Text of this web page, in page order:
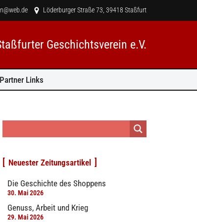
Löderburger Straße 73, 39418 Staßfurt
Geschichtsverein e.V.
Partner Links
Neuester Zeitungsartikel
Die Geschichte des Shoppens
30. Mai 2026
Genuss, Arbeit und Krieg
29. Mai 2026